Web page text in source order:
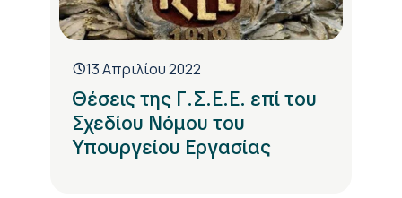
13 Απριλίου 2022
Θέσεις της Γ.Σ.Ε.Ε. επί του
Σχεδίου Νόμου του
Υπουργείου Εργασίας